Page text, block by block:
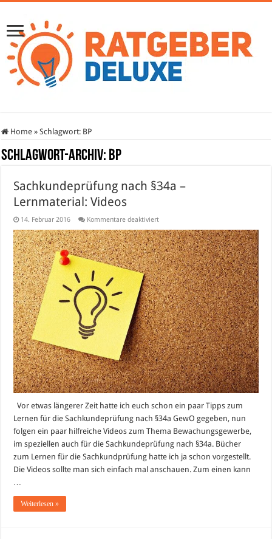
Home » Schlagwort: BP
Schlagwort-Archiv: BP
Sachkundeprüfung nach §34a –
Lernmaterial: Videos
14. Februar 2016 Kommentare deaktiviertfür
nach
§34a
–
Lernmaterial:
Videos
Vor etwas längerer Zeit hatte ich euch schon ein paar Tipps zum
Lernen für die Sachkundeprüfung nach §34a GewO gegeben, nun
folgen ein paar hilfreiche Videos zum Thema Bewachungsgewerbe,
im speziellen auch für die Sachkundeprüfung nach §34a. Bücher
zum Lernen für die Sachkundprüfung hatte ich ja schon vorgestellt.
Die Videos sollte man sich einfach mal anschauen. Zum einen kann
Weiterlesen »